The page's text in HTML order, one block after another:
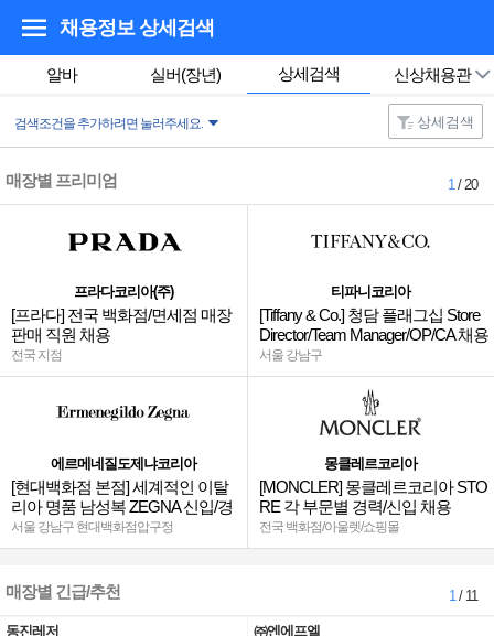
채용정보 상세검색
알바 실버(장년) 상세검색 신상채용관
검색조건을 추가하려면 눌러주세요. 상세검색
매장별 프리미엄 1/ 20
프라다코리아(주)
[프라다] 전국 백화점/면세점 매장
판매 직원 채용
전국 지점
에르메네질도제냐코리아
[현대백화점 본점] 세계적인 이탈
리아 명품 남성복 ZEGNA 신입/경
력
서울 강남구 현대백화점압구정
티파니코리아
[Tiffany & Co.] 청담 플래그십 Store
Director/Team Manager/OP/CA 채용
서울 강남구
몽클레르코리아
[MONCLER] 몽클레르코리아 STO
RE 각 부문별 경력/신입 채용
전국 백화점/아울렛/쇼핑몰
매장별 긴급/추천 1/ 11
동진레저 ㈜엔에프엘